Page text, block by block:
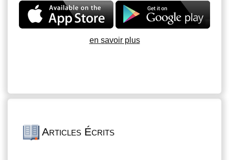
en savoir plus
Articles Écrits